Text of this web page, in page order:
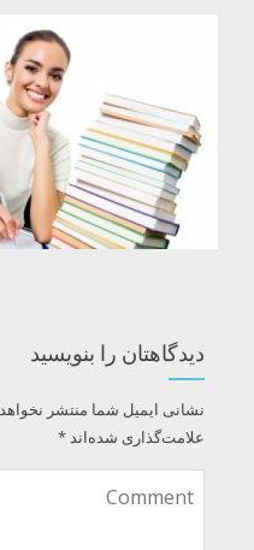
دیدگاهتان را بنویسید
نشانی ایمیل شما منتشر
علامت‌گذاری شده‌اند*